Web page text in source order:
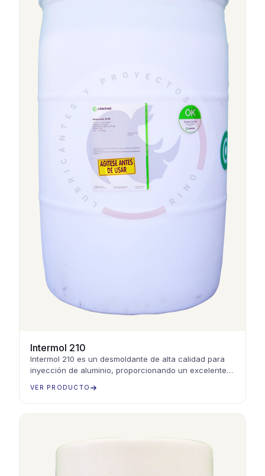
Intermol 210
Intermol 210 es un desmoldante de alta calidad para
inyección de aluminio, proporcionando un excelente
VER PRODUCTO